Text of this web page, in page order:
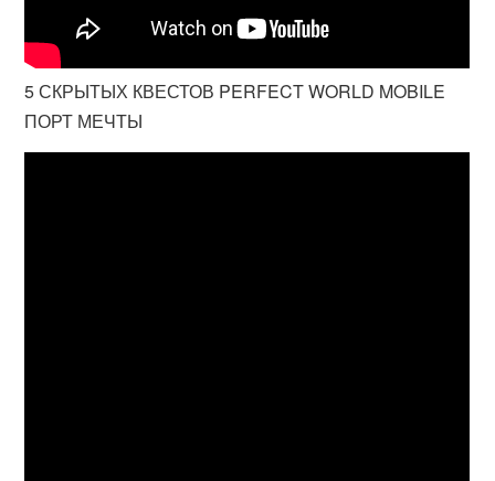
5 СКРЫТЫХ КВЕСТОВ PERFECT WORLD MOBILE
ПОРТ МЕЧТЫ